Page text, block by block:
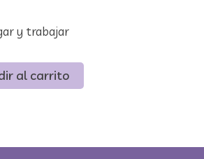
y trabajar
al carrito